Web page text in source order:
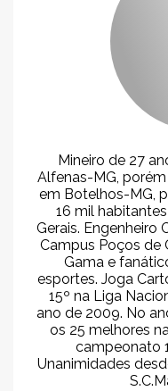
Mineiro de 27
Alfenas-MG,
em Botelhos-MG,
16 mil
Gerais. Engenheiro
Campus Poços de
Gama e
esportes. Joga
15º na Liga
ano de 2009. No
os 25 melhores
campeonato
Unanimidades